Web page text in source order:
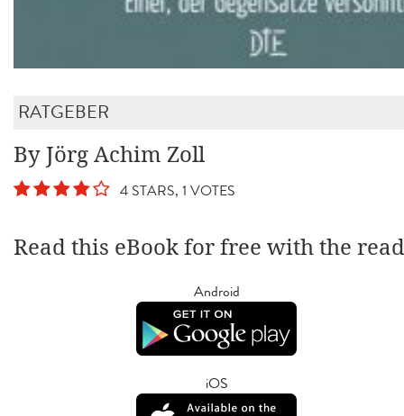
RATGEBER
By Jörg Achim Zoll
4 STARS, 1 VOTES
Read this eBook for free with the
Android
iOS